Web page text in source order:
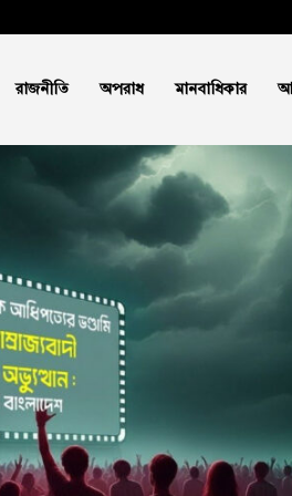
রাজনীতি অপরাধ মানবাধিকার